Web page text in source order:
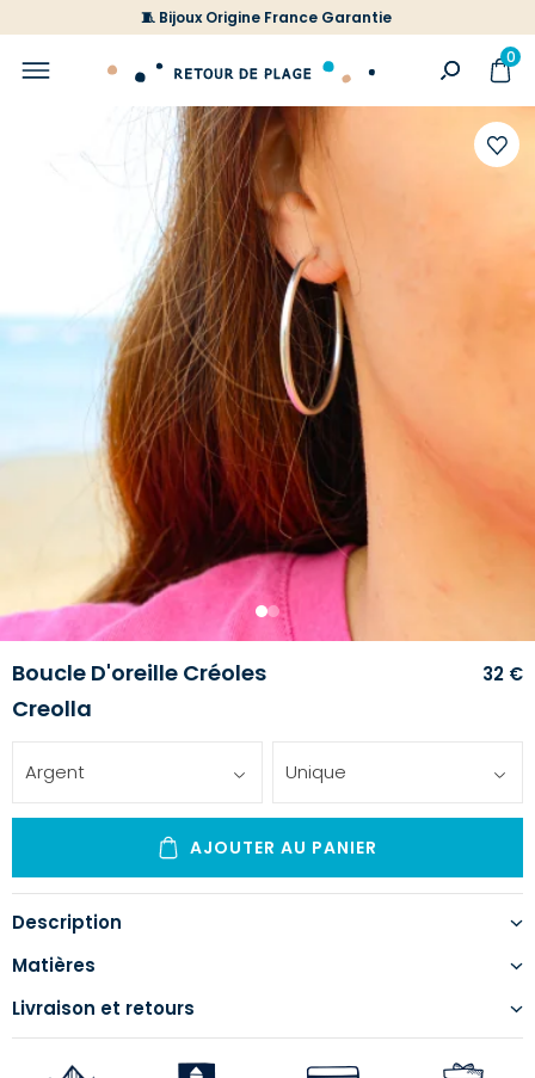
🧵 Bijoux Origine France Garantie
0
1 2
Boucle D'oreille Créoles
Creolla
32 €
Argent Unique
AJOUTER AU PANIER
Description
Matières
Livraison et retours